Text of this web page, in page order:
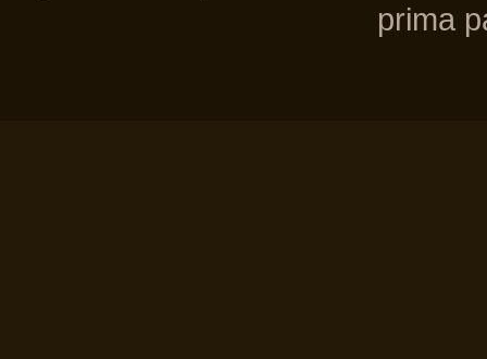
prima